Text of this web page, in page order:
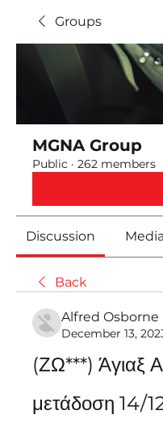
Groups
MGNA Group
Public · 262 members
Discussion Media
Back
Alfred Osborne
December 13,
(ΖΩ***) Άγιαξ
μετάδοση 14/